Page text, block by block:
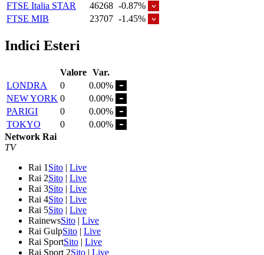
FTSE Italia STAR
46268 -0.87%
FTSE MIB
23707 -1.45%
Indici Esteri
Valore Var.
LONDRA
0
0.00%
NEW YORK 0
0.00%
PARIGI
0
0.00%
TOKYO
0
0.00%
Network Rai
TV
Rai 1 Sito | Live
Rai 2Sito | Live
Rai 3Sito | Live
Rai 4Sito | Live
Rai 5Sito | Live
RainewsSito | Live
Rai GulpSito | Live
Rai SportSito | Live
Rai Sport 2Sito | Live